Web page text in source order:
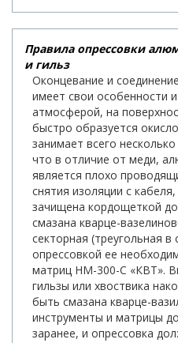
Правила опрессовки
и гильз
Оконцевание и
имеет свои особенности
атмосферой, на
быстро образуется
занимает всего
что в отличие от меди,
является плохо
снятия изоляции с
зачищена кордощеткой
смазана кварце-
секторная (треугольная в
опрессовкой ее
матриц НМ-300-С «КВТ».
гильзы или хвоствика
быть смазана кварце-
инструменты и матрицы
заранее, и опрессовка